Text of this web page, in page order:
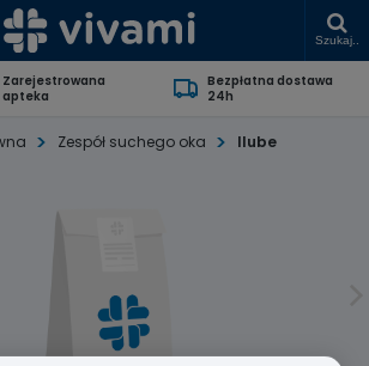
Szukaj..
Zarejestrowana
apteka
Bezpłatna dostawa
24h
Zespół suchego oka Ilube